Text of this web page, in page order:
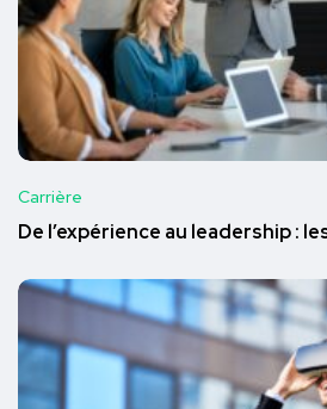
Carrière
De l’expérience au leadership :